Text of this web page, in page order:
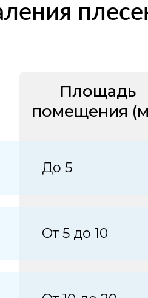
Площадь
помещения
От 5 до 10
До 5